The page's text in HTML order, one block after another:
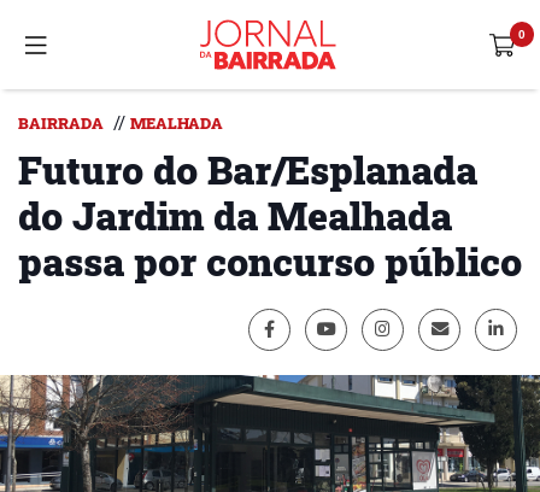
BAIRRADA // MEALHADA
Futuro do Bar/Esplanada
do Jardim da Mealhada
passa por concurso público